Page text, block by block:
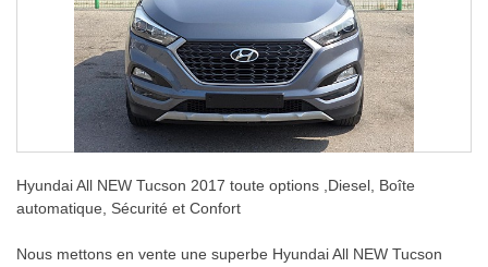
Hyundai All NEW Tucson 2017 toute options ,Diesel, Boîte
automatique, Sécurité et Confort
Nous mettons en vente une superbe Hyundai All NEW Tucson